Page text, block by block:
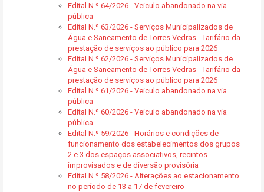
Edital N.º 64/2026 - Veiculo abandonado na via
pública
Edital N.º 63/2026 - Serviços Municipalizados de
Água e Saneamento de Torres Vedras - Tarifário da
prestação de serviços ao público para 2026
Edital N.º 62/2026 - Serviços Municipalizados de
Água e Saneamento de Torres Vedras - Tarifário da
prestação de serviços ao público para 2026
Edital N.º 61/2026 - Veiculo abandonado na via
pública
Edital N.º 60/2026 - Veiculo abandonado na via
pública
Edital N.º 59/2026 - Horários e condições de
funcionamento dos estabelecimentos dos grupos
2 e 3 dos espaços associativos, recintos
improvisados e de diversão provisória
Edital N.º 58/2026 - Alterações ao estacionamento
no período de 13 a 17 de fevereiro